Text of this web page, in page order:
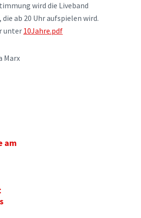
wird die Liveband
die ab 20 Uhr aufspielen wird.
unter 10Jahre.pdf
Marx
am